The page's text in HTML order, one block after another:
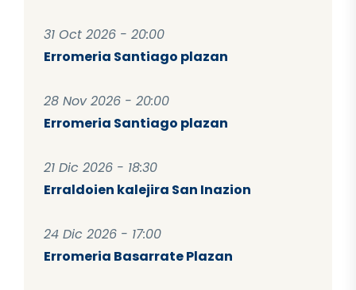
31 Oct 2026 - 20:00
Erromeria Santiago plazan
28 Nov 2026 - 20:00
Erromeria Santiago plazan
21 Dic 2026 - 18:30
Erraldoien kalejira San Inazion
24 Dic 2026 - 17:00
Erromeria Basarrate Plazan